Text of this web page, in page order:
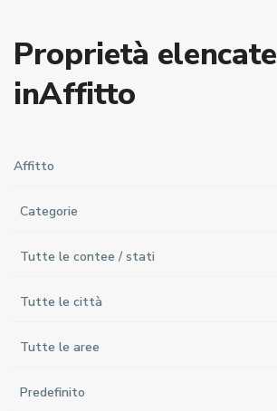
Proprietà elencate
inAffitto
Affitto
Categorie
Tutte le contee / stati
Tutte le città
Tutte le aree
Predefinito